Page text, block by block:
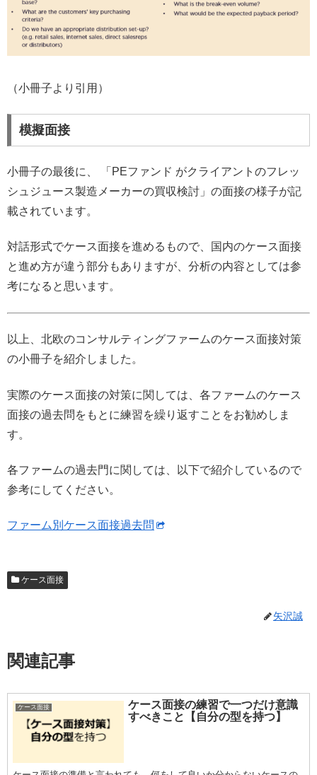
（小冊子より引用）
模擬面接
小冊子の最後に、 「PEファンド がクライアントのフレッ
シュジュース製造メーカーの買収検討」の面接の様子が記
載されています。
対話形式でケース面接を進めるもので、国内のケース面接
と進め方が違う部分もありますが、分析の内容としては参
考になると思います。
以上、北欧のコンサルティングファームのケース面接対策
の小冊子を紹介しました。
実際のケース面接の対策に関しては、各ファームのケース
面接の過去問をもとに練習を繰り返すことをお勧めしま
す。
各ファームの過去門に関しては、以下で紹介しているので
参考にしてください。
ファーム別ケース面接過去問
ケース面接
矢沢誠
関連記事
ケース面接
ケース面接の練習で一つだけ意識
すべきこと【自分の型を持つ】